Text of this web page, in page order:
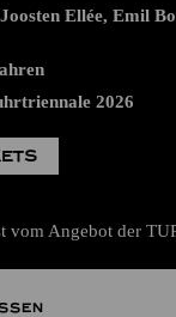
Ellée, Emil
2026
vom Angebot der